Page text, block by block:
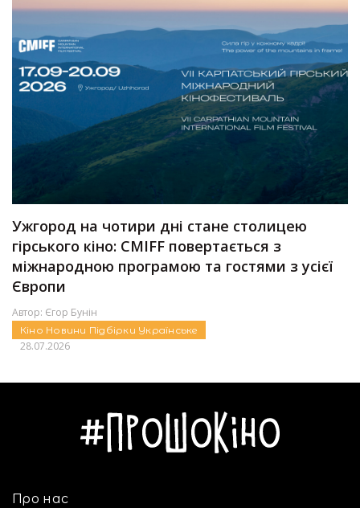
Ужгород на чотири дні стане столицею
гірського кіно: CMIFF повертається з
міжнародною програмою та гостями з усієї
Європи
Автор: Єгор Бунін
Кіно Новини Підбірки Українське
28.07.2026
Про нас